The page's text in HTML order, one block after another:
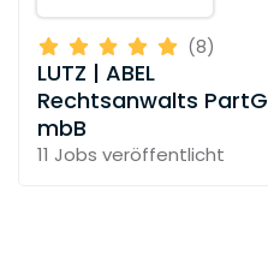
(8)
LUTZ | ABEL
Rechtsanwalts PartG
mbB
11 Jobs veröffentlicht